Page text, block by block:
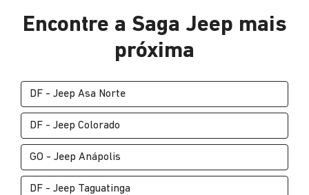
Encontre a Saga Jeep mais
próxima
DF - Jeep Asa Norte
DF - Jeep Colorado
GO - Jeep Anápolis
DF - Jeep Taguatinga